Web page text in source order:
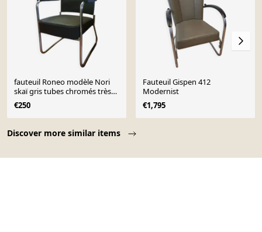
Discover more similar items
fauteuil Roneo modèle Nori
skaï gris tubes chromés très
bon état général
€250
Fauteuil Gispen 412
Modernist
€1,795